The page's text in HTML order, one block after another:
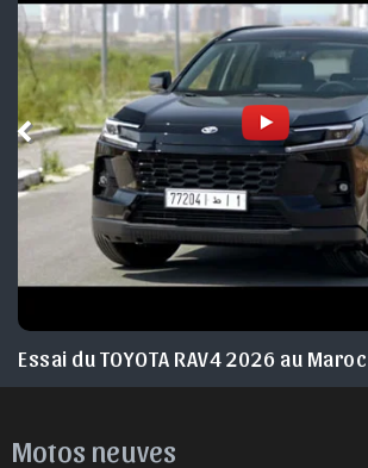
Essai du JEEP Avenger facelift 2026
Motos neuves